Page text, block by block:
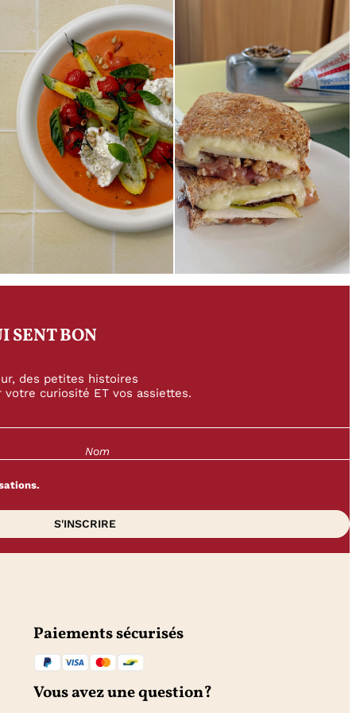
SENT BON
des petites histoires
curiosité ET vos assiettes.
Paiements sécurisés
Vous avez une question?